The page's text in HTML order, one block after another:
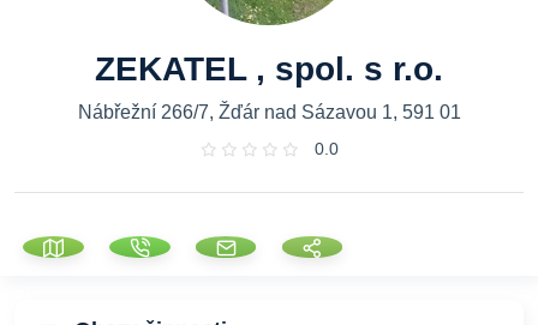
ZEKATEL , spol. s r.o.
Nábřežní 266/7, Žďár nad Sázavou 1, 591 01
0.0